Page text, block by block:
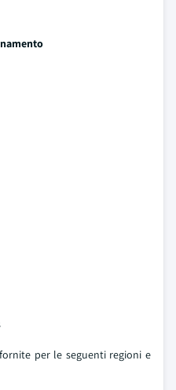
per le seguenti regioni e